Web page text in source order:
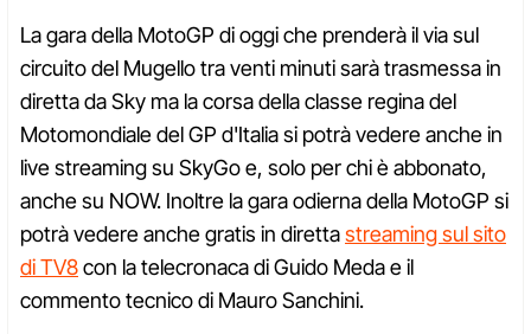
La gara della MotoGP di oggi che prenderà il via sul
circuito del Mugello tra venti minuti sarà trasmessa in
diretta da Sky ma la corsa della classe regina del
Motomondiale del GP d'Italia si potrà vedere anche in
live streaming su SkyGo e, solo per chi è abbonato,
anche su NOW. Inoltre la gara odierna della MotoGP si
potrà vedere anche gratis in direttastreaming sul sito
di TV8con la telecronaca di Guido Meda e il
commento tecnico di Mauro Sanchini.